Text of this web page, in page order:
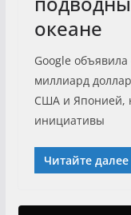
океане
Google
миллиард
США и Японией,
инициативы
Читайте далее